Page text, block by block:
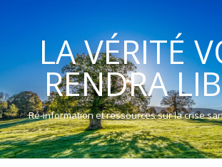
LA VÉRITÉ
RENDRA
Ré-information et ressources sur la crise